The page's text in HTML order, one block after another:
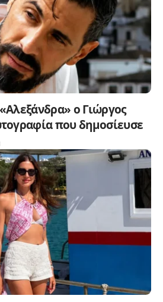
ο Γιώργος
που δημοσίευσε